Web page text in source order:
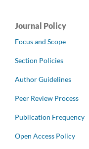
Journal Policy
Focus and Scope
Section Policies
Author Guidelines
Peer Review Process
Publication Frequency
Open Access Policy